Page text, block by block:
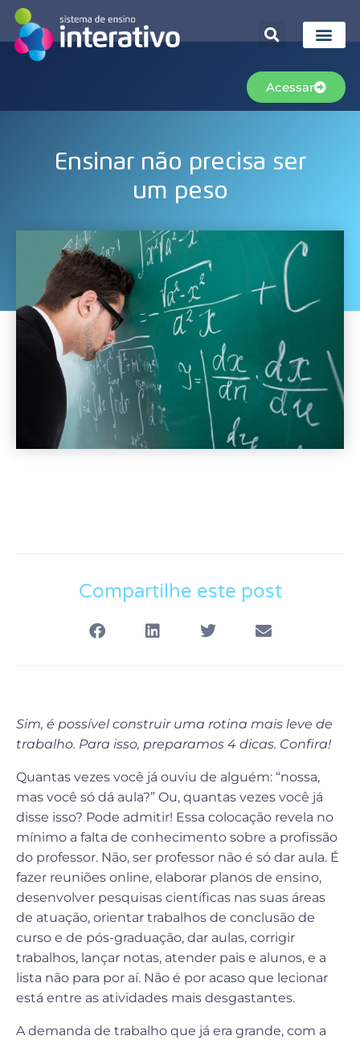
Acessar
Ensinar não precisa ser
um peso
Compartilhe este post
Sim, é possível construir uma rotina mais leve de
trabalho. Para isso, preparamos 4 dicas. Confira!
Quantas vezes você já ouviu de alguém: “nossa,
mas você só dá aula?” Ou, quantas vezes você já
disse isso? Pode admitir! Essa colocação revela no
mínimo a falta de conhecimento sobre a profissão
do professor. Não, ser professor não é só dar aula. É
fazer reuniões online, elaborar planos de ensino,
desenvolver pesquisas científicas nas suas áreas
de atuação, orientar trabalhos de conclusão de
curso e de pós-graduação, dar aulas, corrigir
trabalhos, lançar notas, atender pais e alunos, e a
lista não para por aí. Não é por acaso que lecionar
está entre as atividades mais desgastantes.
A demanda de trabalho que já era grande, com a